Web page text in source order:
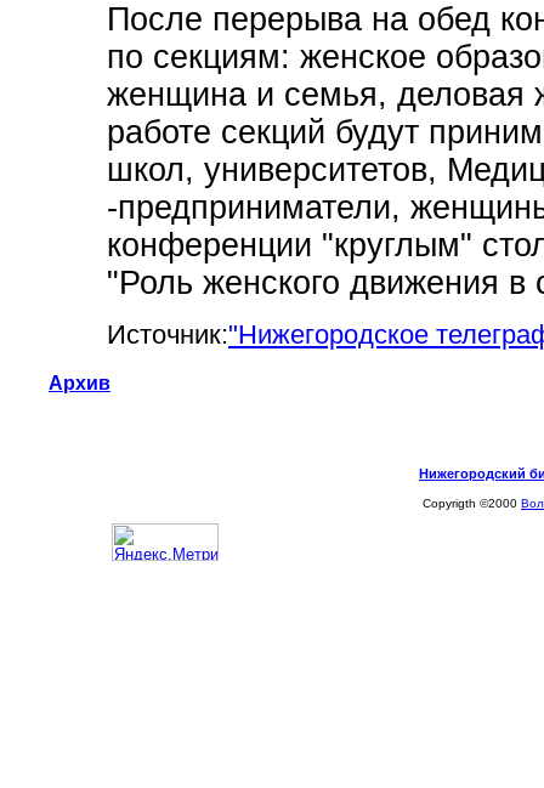
После перерыва на обед
по секциям: женское
женщина и семья, деловая
работе секций будут
школ, университетов,
-предприниматели,
конференции "круглым"
"Роль женского движения
Источник:"Нижегородскoe
Архив
Нижегородский
Copyrigth ©2000